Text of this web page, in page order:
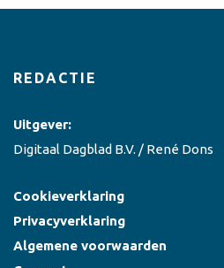
REDACTIE
Uitgever:
Digitaal Dagblad B.V. / René Dons
Cookieverklaring
Privacyverklaring
Algemene voorwaarden